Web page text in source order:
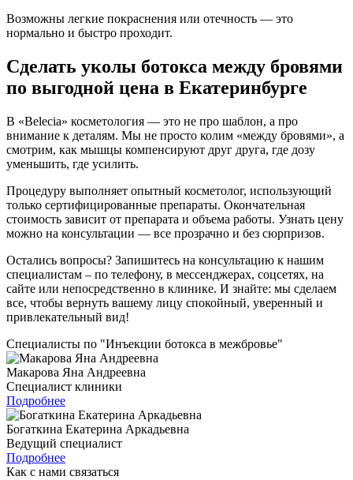
Возможны легкие покраснения или отечность — это
нормально и быстро проходит.
Сделать уколы ботокса между бровями
по выгодной цена в Екатеринбурге
В «Belecia» косметология — это не про шаблон, а про
внимание к деталям. Мы не просто колим «между бровями», а
смотрим, как мышцы компенсируют друг друга, где дозу
уменьшить, где усилить.
Процедуру выполняет опытный косметолог, использующий
только сертифицированные препараты. Окончательная
стоимость зависит от препарата и объема работы. Узнать цену
можно на консультации — все прозрачно и без сюрпризов.
Остались вопросы? Запишитесь на консультацию к нашим
специалистам – по телефону, в мессенджерах, соцсетях, на
сайте или непосредственно в клинике. И знайте: мы сделаем
все, чтобы вернуть вашему лицу спокойный, уверенный и
привлекательный вид!
Специалисты по "Инъекции ботокса в межбровье"
Макарова Яна Андреевна
Специалист клиники
Подробнее
Богаткина Екатерина Аркадьевна
Ведущий специалист
Подробнее
Как с нами связаться